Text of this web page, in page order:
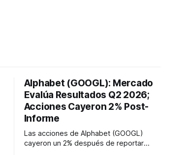
Alphabet (GOOGL): Mercado
Evalúa Resultados Q2 2026;
Acciones Cayeron 2% Post-
Informe
Las acciones de Alphabet (GOOGL)
cayeron un 2% después de reportar